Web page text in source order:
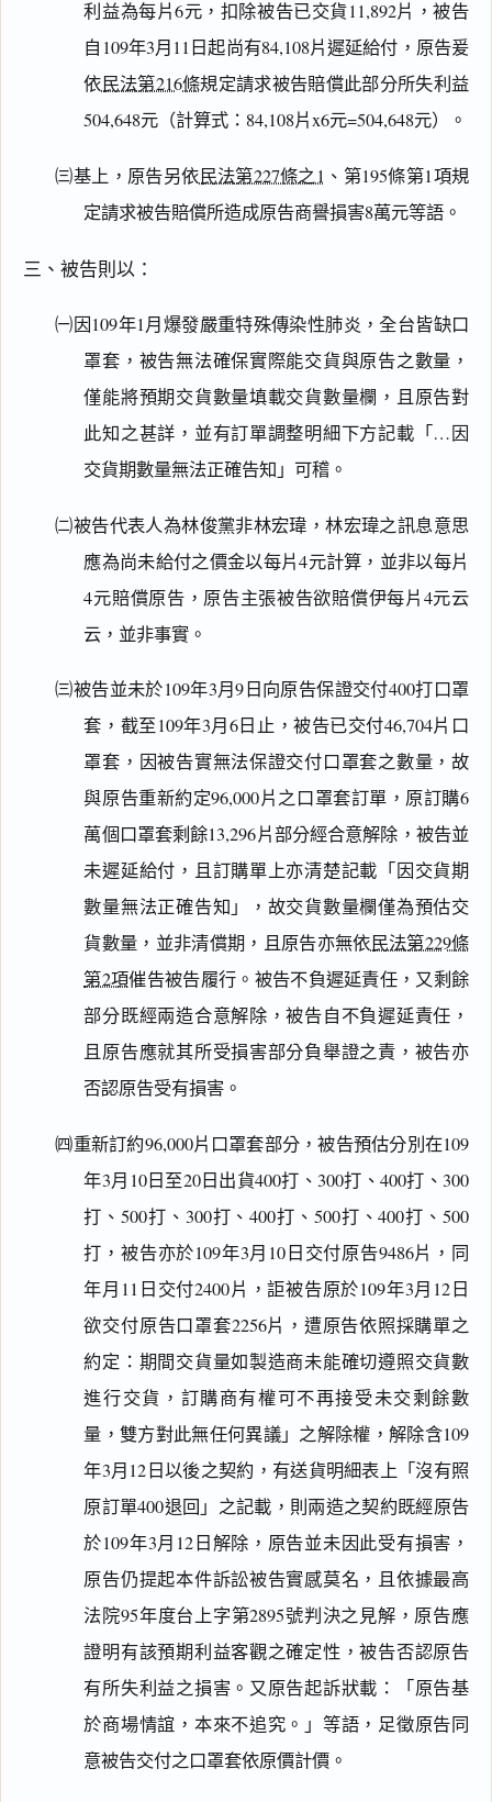
利益為每片6元，扣除被告已交貨11,892片，被告
自109年3月11日起尚有84,108片遲延給付，原告爰
依民法第216條規定請求被告賠償此部分所失利益
504,648元（計算式：84,108片x6元=504,648元）。
㈢基上，原告另依民法第227條之1 、第195條第1項規
定請求被告賠償所造成原告商譽損害8萬元等語。
三、被告則以：
㈠因109年1月爆發嚴重特殊傳染性肺炎，全台皆缺口
罩套，被告無法確保實際能交貨與原告之數量，
僅能將預期交貨數量填載交貨數量欄，且原告對
此知之甚詳，並有訂單調整明細下方記載「…因
交貨期數量無法正確告知」可稽。
㈡被告代表人為林俊黨非林宏瑋，林宏瑋之訊息意思
應為尚未給付之價金以每片4元計算，並非以每片
4元賠償原告，原告主張被告欲賠償伊每片4元云
云，並非事實。
㈢被告並未於109年3月9日向原告保證交付400打口罩
套，截至109年3月6日止，被告已交付46,704片口
罩套，因被告實無法保證交付口罩套之數量，故
與原告重新約定96,000片之口罩套訂單，原訂購6
萬個口罩套剩餘13,296片部分經合意解除，被告並
未遲延給付，且訂購單上亦清楚記載「因交貨期
數量無法正確告知」，故交貨數量欄僅為預估交
貨數量，並非清償期，且原告亦無依民法第229條
第2項催告被告履行。被告不負遲延責任，又剩餘
部分既經兩造合意解除，被告自不負遲延責任，
且原告應就其所受損害部分負舉證之責，被告亦
否認原告受有損害。
㈣重新訂約96,000片口罩套部分，被告預估分別在109
年3月10日至20日出貨400打、300打、400打、300
打、500打、300打、400打、500打、400打、500
打，被告亦於109年3月10日交付原告9486片，同
年月11日交付2400片，詎被告原於109年3月12日
欲交付原告口罩套2256片，遭原告依照採購單之
約定：期間交貨量如製造商未能確切遵照交貨數
進行交貨，訂購商有權可不再接受未交剩餘數
量，雙方對此無任何異議」之解除權，解除含109
年3月12日以後之契約，有送貨明細表上「沒有照
原訂單400退回」之記載，則兩造之契約既經原告
於109年3月12日解除，原告並未因此受有損害，
原告仍提起本件訴訟被告實感莫名，且依據最高
法院95年度台上字第2895號判決之見解，原告應
證明有該預期利益客觀之確定性，被告否認原告
有所失利益之損害。又原告起訴狀載：「原告基
於商場情誼，本來不追究。」等語，足徵原告同
意被告交付之口罩套依原價計價。